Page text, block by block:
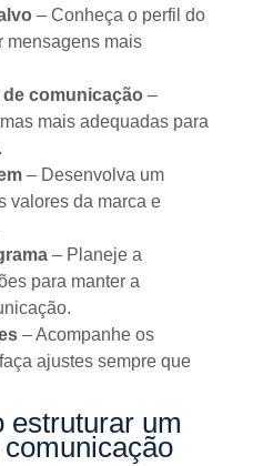
– Conheça o perfil do
mensagens mais
comunicação –
mais adequadas para
– Desenvolva um
valores da marca e
– Planeje a
para manter a
– Acompanhe os
ajustes sempre que
estruturar um